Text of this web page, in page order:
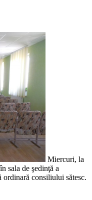
Miercuri, la
în sala de şedinţă a
consiliului sătesc.